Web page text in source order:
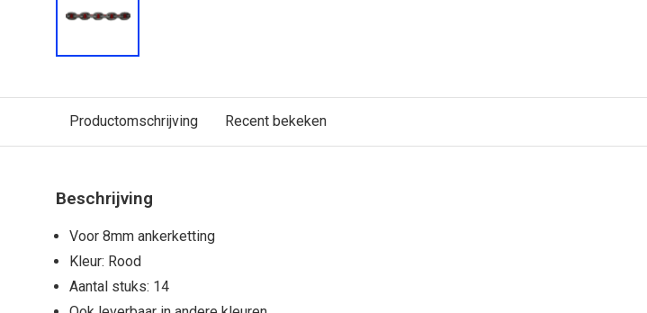
Productomschrijving Recent bekeken
Beschrijving
Voor 8mm ankerketting
Kleur: Rood
Aantal stuks: 14